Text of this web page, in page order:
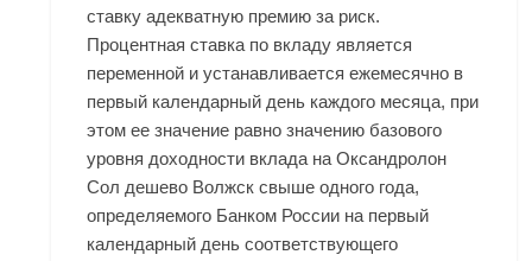
ставку адекватную премию за риск.
Процентная ставка по вкладу является
переменной и устанавливается ежемесячно в
первый календарный день каждого месяца, при
этом ее значение равно значению базового
уровня доходности вклада на Оксандролон
Сол дешево Волжск свыше одного года,
определяемого Банком России на первый
календарный день соответствующего